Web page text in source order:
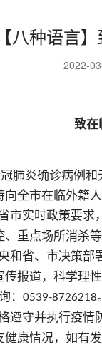
【八种语言
2022-
致在
肺炎确诊病例
全市在临外籍
市实时政策要
重点场所消杀
和省、市决策部
报道，科学理
： 0539-8726218
遵守并执行疫
康情况，如有